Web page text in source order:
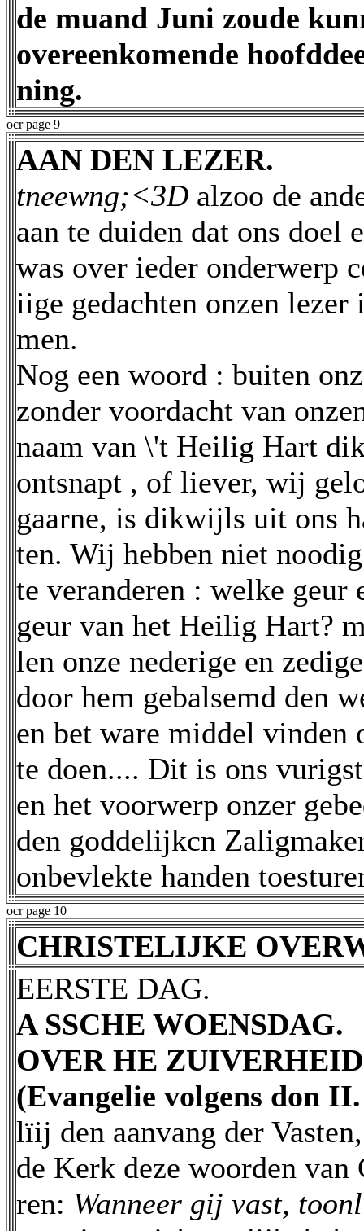
de muand Juni zoude
overeenkomende
ning.
ocr page 9
AAN DEN LEZER.
tneewng;<3D alzoo de
aan te duiden dat ons doel
was over ieder onderwerp
iige gedachten onzen lezer
men.
Nog een woord : buiten
zonder voordacht van
naam van \'t Heilig Hart
ontsnapt , of liever, wij
gaarne, is dikwijls uit ons
ten. Wij hebben niet
te veranderen : welke geur
geur van het Heilig Hart?
len onze nederige en
door hem gebalsemd den
en bet ware middel vinden
te doen.... Dit is ons
en het voorwerp onzer
den goddelijkcn
onbevlekte handen
ocr page 10
CHRISTELIJKE
EERSTE DAG.
A SSCHE WOENSDAG.
OVER HE
(Evangelie volgens don
lïij den aanvang der
de Kerk deze woorden van
ren: Wanneer gij vast,